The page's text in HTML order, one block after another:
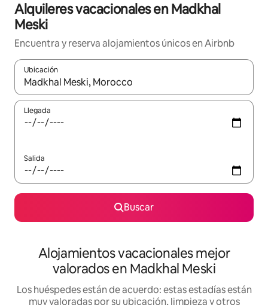
Alquileres vacacionales en Madkhal
Meski
Encuentra y reserva alojamientos únicos en Airbnb
Ubicación
Cuando los resultados estén disponibles, navega con las
Llegada
Salida
Buscar
Alojamientos vacacionales mejor
valorados en Madkhal Meski
Los huéspedes están de acuerdo: estas estadías están
muy valoradas por su ubicación, limpieza y otros